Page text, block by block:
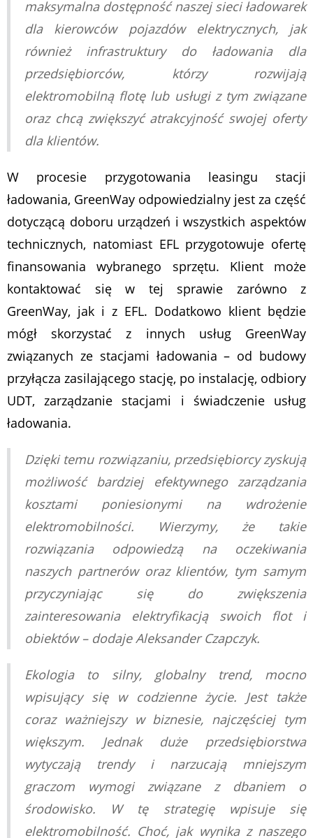
maksymalna dostępność naszej sieci ładowarek
dla kierowców pojazdów elektrycznych, jak
również infrastruktury do ładowania dla
przedsiębiorców, którzy rozwijają
elektromobilną flotę lub usługi z tym związane
oraz chcą zwiększyć atrakcyjność swojej oferty
dla klientów.
W procesie przygotowania leasingu stacji
ładowania, GreenWay odpowiedzialny jest za część
dotyczącą doboru urządzeń i wszystkich aspektów
technicznych, natomiast EFL przygotowuje ofertę
finansowania wybranego sprzętu. Klient może
kontaktować się w tej sprawie zarówno z
GreenWay, jak i z EFL. Dodatkowo klient będzie
mógł skorzystać z innych usług GreenWay
związanych ze stacjami ładowania – od budowy
przyłącza zasilającego stację, po instalację, odbiory
UDT, zarządzanie stacjami i świadczenie usług
ładowania.
Dzięki temu rozwiązaniu, przedsiębiorcy zyskują
możliwość bardziej efektywnego zarządzania
kosztami poniesionymi na wdrożenie
elektromobilności. Wierzymy, że takie
rozwiązania odpowiedzą na oczekiwania
naszych partnerów oraz klientów, tym samym
przyczyniając się do zwiększenia
zainteresowania elektryfikacją swoich flot i
obiektów – dodaje Aleksander Czapczyk.
Ekologia to silny, globalny trend, mocno
wpisujący się w codzienne życie. Jest także
coraz ważniejszy w biznesie, najczęściej tym
większym. Jednak duże przedsiębiorstwa
wytyczają trendy i narzucają mniejszym
graczom wymogi związane z dbaniem o
środowisko. W tę strategię wpisuje się
elektromobilność. Choć, jak wynika z naszego